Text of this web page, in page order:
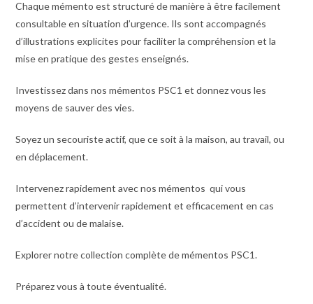
Chaque mémento est structuré de manière à être facilement
consultable en situation d’urgence. Ils sont accompagnés
d’illustrations explicites pour faciliter la compréhension et la
mise en pratique des gestes enseignés.
Investissez dans nos mémentos PSC1 et donnez vous les
moyens de sauver des vies.
Soyez un secouriste actif, que ce soit à la maison, au travail, ou
en déplacement.
Intervenez rapidement avec nos mémentos qui vous
permettent d’intervenir rapidement et efficacement en cas
d’accident ou de malaise.
Explorer notre collection complète de mémentos PSC1.
Préparez vous à toute éventualité.